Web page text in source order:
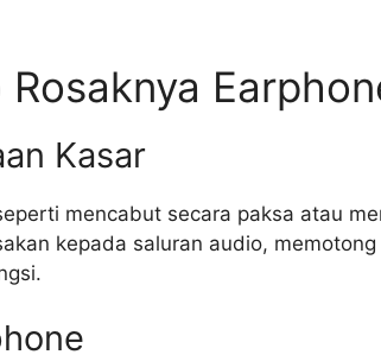
Rosaknya
Kasar
mencabut secara paksa atau
kepada saluran audio,